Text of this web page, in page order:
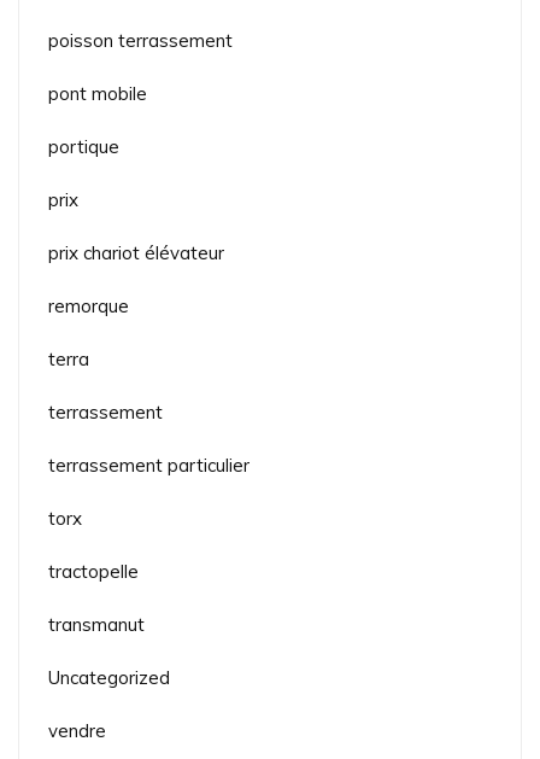
poisson terrassement
pont mobile
portique
prix
prix chariot élévateur
remorque
terra
terrassement
terrassement particulier
torx
tractopelle
transmanut
Uncategorized
vendre